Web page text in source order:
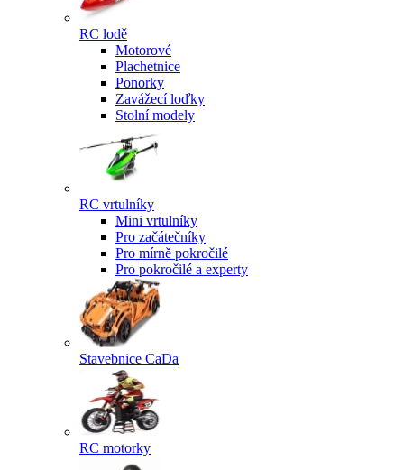
RC lodě
Motorové
Plachetnice
Ponorky
Zavážecí loďky
Stolní modely
RC vrtulníky
Mini vrtulníky
Pro začátečníky
Pro mírně pokročilé
Pro pokročilé a experty
Stavebnice CaDa
RC motorky